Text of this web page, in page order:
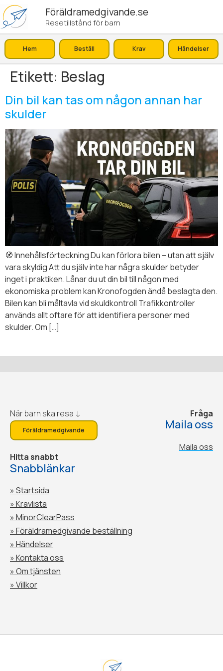
Föräldramedgivande.se
Resetillstånd för barn
Hem Beställ Krav Händelser
Etikett: Beslag
Din bil kan tas om någon annan har
skulder
🧭 Innehållsförteckning Du kan förlora bilen – utan att själv
vara skyldig Att du själv inte har några skulder betyder
inget i praktiken. Lånar du ut din bil till någon med
ekonomiska problem kan Kronofogden ändå beslagta den.
Bilen kan bli måltavla vid skuldkontroll Trafikkontroller
används allt oftare för att identifiera personer med
skulder. Om […]
När barn ska resa ↓
Föräldramedgivande
Hitta snabbt
Snabblänkar
» Startsida
» Kravlista
» MinorClearPass
» Föräldramedgivande beställning
» Händelser
» Kontakta oss
» Om tjänsten
» Villkor
Fråga
Maila oss
Maila oss